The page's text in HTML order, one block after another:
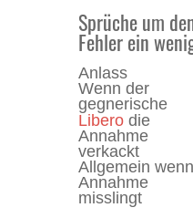
Sprüche um
Fehler ein
Anlass
Wenn der
gegnerische
Libero die
Annahme
verkackt
Allgemein wenn
Annahme
misslingt